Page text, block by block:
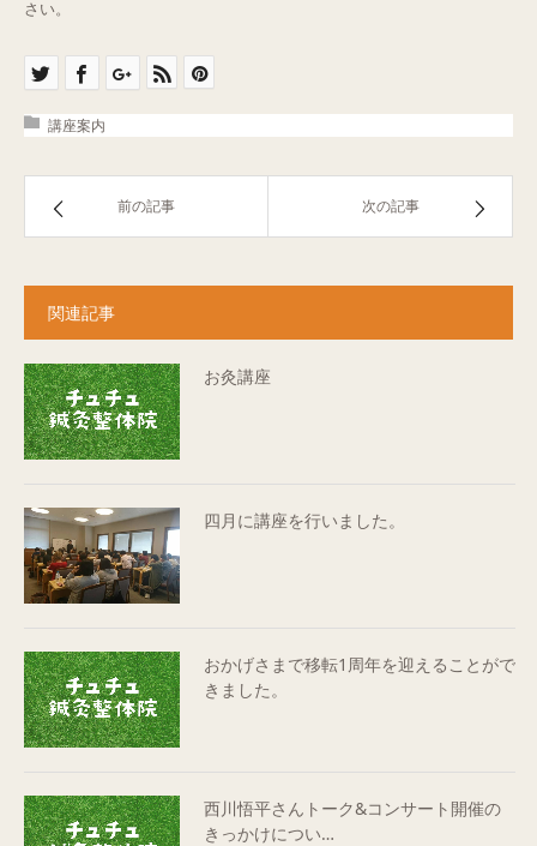
さい。
講座案内
前の記事 次の記事
関連記事
お灸講座
四月に講座を行いました。
おかげさまで移転1周年を迎えることがで
きました。
西川悟平さんトーク&コンサート開催の
きっかけについ…